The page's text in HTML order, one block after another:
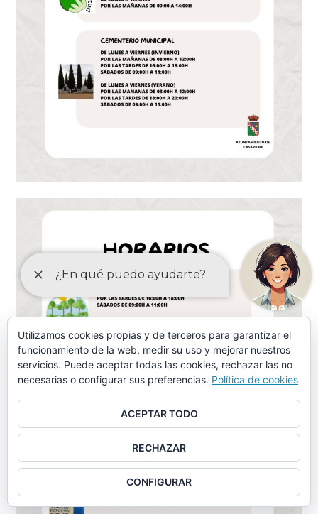
Utilizamos cookies propias y de terceros para garantizar el
funcionamiento de la web, medir su uso y mejorar nuestros
servicios. Puede aceptar todas las cookies, rechazar las no
necesarias o configurar sus preferencias. Política de cookies
ACEPTAR TODO
RECHAZAR
CONFIGURAR